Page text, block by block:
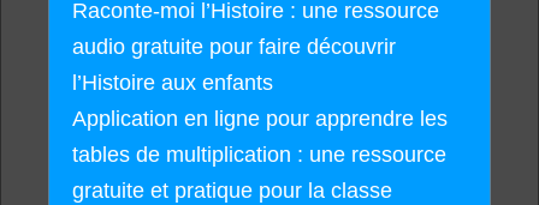
Raconte-moi l’Histoire : une ressource
audio gratuite pour faire découvrir
l’Histoire aux enfants
Application en ligne pour apprendre les
tables de multiplication : une ressource
gratuite et pratique pour la classe